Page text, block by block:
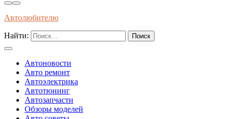
Автолюбителю
Найти:
Автоновости
Авто ремонт
Автоэлектрика
Автотюнинг
Автозапчасти
Обзоры моделей